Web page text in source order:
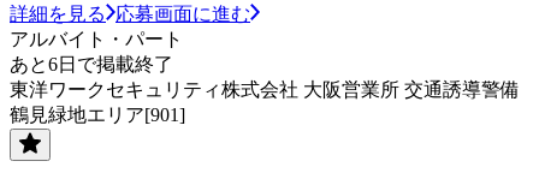
詳細を見る
応募画面に進む
アルバイト・パート
あと6日で掲載終了
東洋ワークセキュリティ株式会社 大阪営業所 交通誘導警備
鶴見緑地エリア[901]